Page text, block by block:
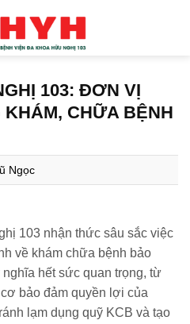
103: ĐƠN VỊ
KHÁM, CHỮA BỆNH
Ngọc
103 nhận thức sâu sắc việc
về khám chữa bệnh bảo
hết sức quan trọng, từ
bảo đảm quyền lợi của
lạm dụng quỹ KCB và tạo